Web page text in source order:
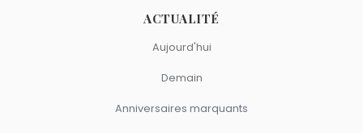
ACTUALITÉ
Aujourd'hui
Demain
Anniversaires marquants